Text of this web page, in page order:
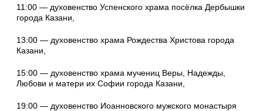
11:00 — духовенство Успенского храма посёлка Дербышки
города Казани,
13:00 — духовенство храма Рождества Христова города
Казани,
15:00 — духовенство храма мучениц Веры, Надежды,
Любови и матери их Софии города Казани,
19:00 — духовенство Иоанновского мужского монастыря